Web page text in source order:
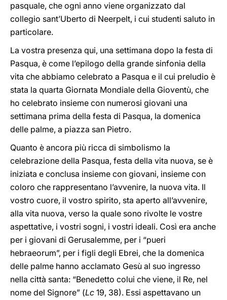
pasquale, che ogni anno viene organizzato dal
collegio sant’Uberto di Neerpelt, i cui studenti saluto in
particolare.
La vostra presenza qui, una settimana dopo la festa di
Pasqua, è come l’epilogo della grande sinfonia della
vita che abbiamo celebrato a Pasqua e il cui preludio è
stata la quarta Giornata Mondiale della Gioventù, che
ho celebrato insieme con numerosi giovani una
settimana prima della festa di Pasqua, la domenica
delle palme, a piazza san Pietro.
Quanto è ancora più ricca di simbolismo la
celebrazione della Pasqua, festa della vita nuova, se è
iniziata e conclusa insieme con giovani, insieme con
coloro che rappresentano l’avvenire, la nuova vita. Il
vostro cuore, il vostro spirito, sta aperto all’avvenire,
alla vita nuova, verso la quale sono rivolte le vostre
aspettative, i vostri sogni, i vostri ideali. Così era anche
per i giovani di Gerusalemme, per i “pueri
hebraeorum”, per i figli degli Ebrei, che la domenica
delle palme hanno acclamato Gesù al suo ingresso
nella città santa: “Benedetto colui che viene, il Re, nel
nome del Signore” (Lc 19, 38). Essi aspettavano un